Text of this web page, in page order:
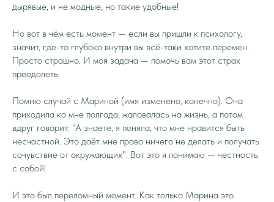
дырявые, и не модные, но такие удобные!
Но вот в чём есть момент — если вы пришли к психологу,
значит, где-то глубоко внутри вы всё-таки хотите перемен.
Просто страшно. И моя задача — помочь вам этот страх
преодолеть.
Помню случай с Мариной (имя изменено, конечно). Она
приходила ко мне полгода, жаловалась на жизнь, а потом
вдруг говорит: "А знаете, я поняла, что мне нравится быть
несчастной. Это даёт мне право ничего не делать и получать
сочувствие от окружающих". Вот это я понимаю — честность
с собой!
И это был переломный момент. Как только Марина это